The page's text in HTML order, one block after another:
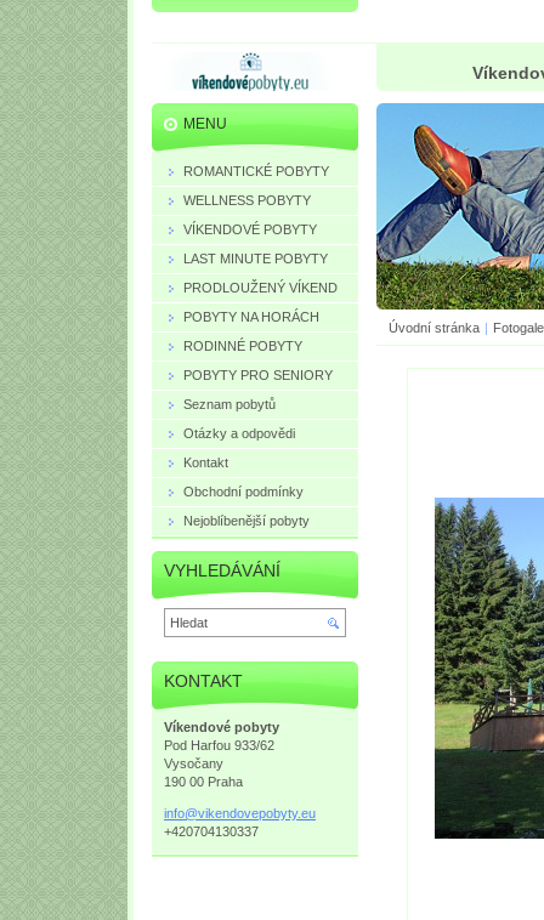
Úvodní stránka |
MENU
ROMANTICKÉ POBYTY
WELLNESS POBYTY
VÍKENDOVÉ POBYTY
LAST MINUTE POBYTY
PRODLOUŽENÝ VÍKEND
POBYTY NA HORÁCH
RODINNÉ POBYTY
POBYTY PRO SENIORY
Seznam pobytů
Otázky a odpovědi
Kontakt
Obchodní podmínky
Nejoblíbenější pobyty
VYHLEDÁVÁNÍ
KONTAKT
Víkendové pobyty
Pod Harfou 933/62
Vysočany
190 00 Praha
info@vikendovepobyty.eu
+420704130337